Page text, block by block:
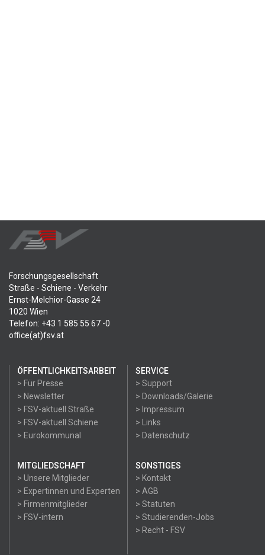
Forschungsgesellschaft
Straße - Schiene - Verkehr
Ernst-Melchior-Gasse 24
1020 Wien
Telefon: +43 1 585 55 67 -0
office(at)fsv.at
ÖFFENTLICHKEITSARBEIT
> Für Presse
> Newsletter
> FSV-aktuell Straße
> FSV-aktuell Schiene
> Eurokommunal
SERVICE
> Support
> Downloads/Galerie
> Impressum
> Links
> Datenschutz
MITGLIEDSCHAFT
> Unsere Mitglieder
> Expertinnen und Experten
> Firmenmitglieder
> FSV-intern
SONSTIGES
> Kontakt
> AGB
> Statuten
> Studierenden-Jobs
> Recht - FSV